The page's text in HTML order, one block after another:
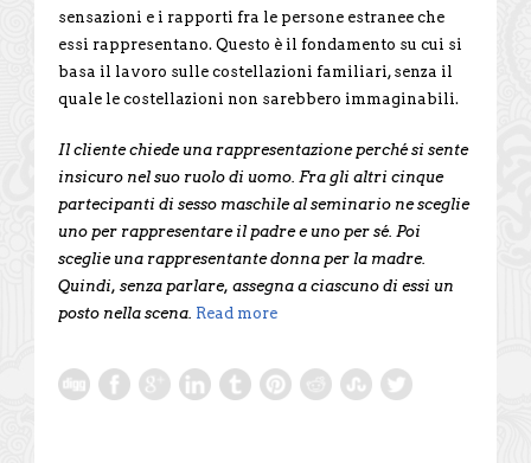
sensazioni e i rapporti fra le persone estranee che
essi rappresentano. Questo è il fondamento su cui si
basa il lavoro sulle costellazioni familiari, senza il
quale le costellazioni non sarebbero immaginabili.
Il cliente chiede una rappresentazione perché si sente
insicuro nel suo ruolo di uomo. Fra gli altri cinque
partecipanti di sesso maschile al seminario ne sceglie
uno per rappresentare il padre e uno per sé. Poi
sceglie una rappresentante donna per la madre.
Quindi, senza parlare, assegna a ciascuno di essi un
posto nella scena. Read more